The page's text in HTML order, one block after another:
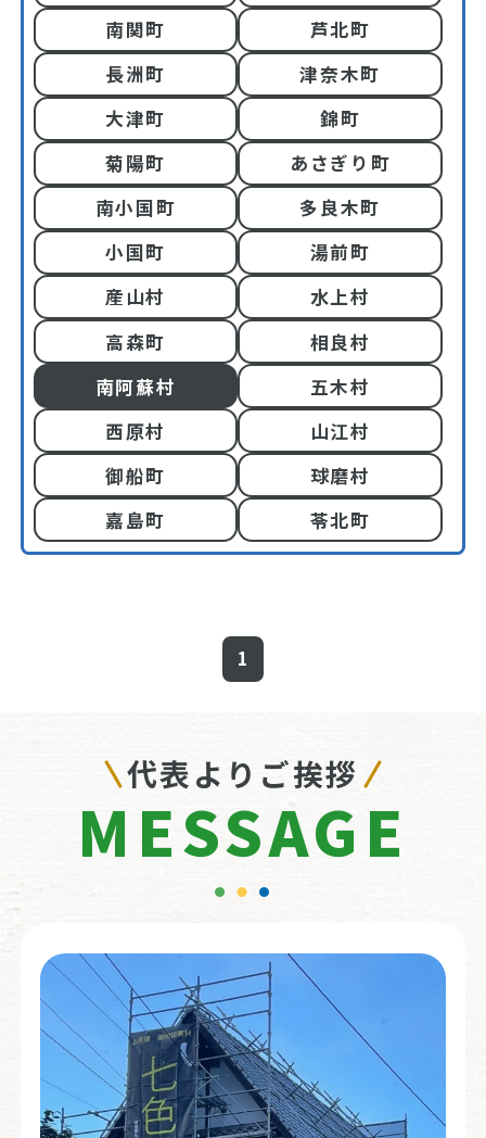
南関町
芦北町
長洲町
津奈木町
大津町
錦町
菊陽町
あさぎり町
南小国町
多良木町
小国町
湯前町
産山村
水上村
高森町
相良村
南阿蘇村
五木村
西原村
山江村
御船町
球磨村
嘉島町
苓北町
1
代表よりご挨拶
MESSAGE